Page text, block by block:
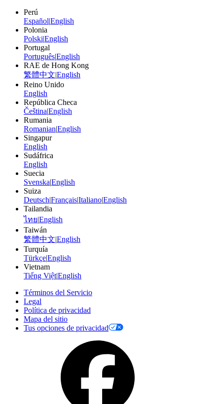
Perú
Español|English
Polonia
Polski|English
Portugal
Português|English
RAE de Hong Kong
繁體中文|English
Reino Unido
English
República Checa
Čeština|English
Rumania
Romanian|English
Singapur
English
Sudáfrica
English
Suecia
Svenska|English
Suiza
Deutsch|Français|Italiano|English
Tailandia
ไทย|English
Taiwán
繁體中文|English
Turquía
Türkçe|English
Vietnam
Tiếng Việt|English
Términos del Servicio
Legal
Política de privacidad
Mapa del sitio
Tus opciones de privacidad